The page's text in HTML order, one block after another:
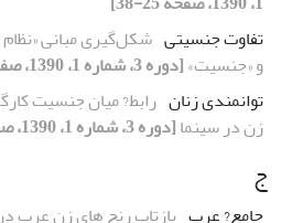
تفاوت جنسیتی شکل‌گیری مبانی «نظام
و «جنسیت»[دوره 3، شماره 1، 1390، صفحه 55-74]
توانمندی زنان رابط? میان جنسیت
زن در سینما[دوره 3، شماره 1، 1390، صفحه 75-94]
ج
جامع? عرب بازتاب رنج های زن عرب